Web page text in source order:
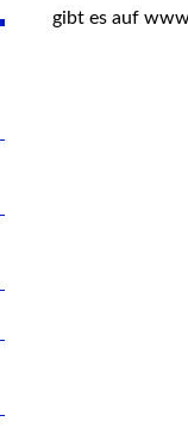
gibt es auf